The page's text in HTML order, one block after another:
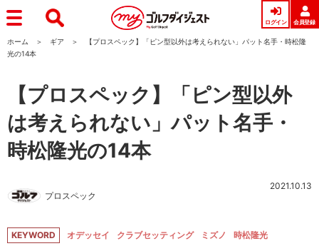
ログイン 会員登録
ホーム ギア
【プロスペック】「ピン型以外は考えられない」パット名手・時松隆
光の14本
【プロスペック】「ピン型以外
は考えられない」パット名手・
時松隆光の14本
プロスペック
2021.10.13
KEYWORD オデッセイ クラブセッティング ミズノ
時松隆光